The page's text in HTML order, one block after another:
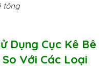
tông
Dụng Cục Kê Bê
Với Các Loại